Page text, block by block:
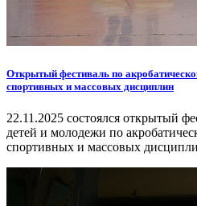
Открытый фестиваль по
спортивных и массовых дисциплин
22.11.2025 состоялся открытый
детей и молодежи по
спортивных и массовых